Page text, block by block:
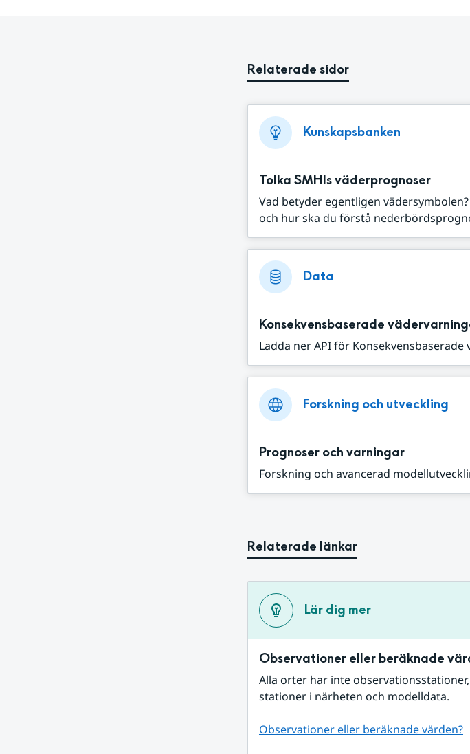
Relaterade sidor
Kunskapsbanken
Tolka SMHIs väderprognoser
Vad betyder egentligen
och hur ska du förstå
Data
Konsekvensbaserade
Ladda ner API för
Forskning och utveckling
Prognoser och varningar
Forskning och avancerad
Relaterade länkar
Lär dig mer
Observationer eller beräknade
Alla orter har inte
stationer i närheten och modelldata.
Observationer eller beräknade värden?